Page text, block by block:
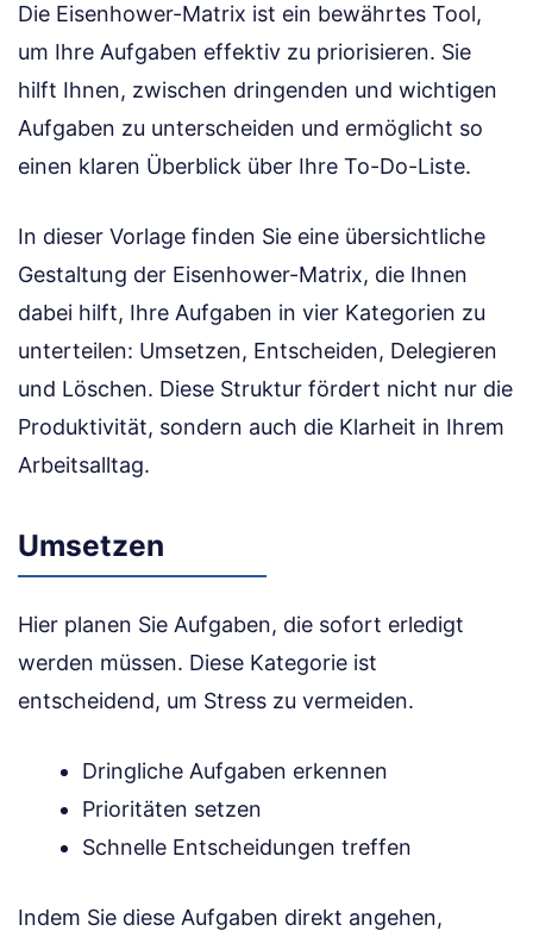
Die Eisenhower-Matrix ist ein bewährtes Tool,
um Ihre Aufgaben effektiv zu priorisieren. Sie
hilft Ihnen, zwischen dringenden und wichtigen
Aufgaben zu unterscheiden und ermöglicht so
einen klaren Überblick über Ihre To-Do-Liste.
In dieser Vorlage finden Sie eine übersichtliche
Gestaltung der Eisenhower-Matrix, die Ihnen
dabei hilft, Ihre Aufgaben in vier Kategorien zu
unterteilen: Umsetzen, Entscheiden, Delegieren
und Löschen. Diese Struktur fördert nicht nur die
Produktivität, sondern auch die Klarheit in Ihrem
Arbeitsalltag.
Umsetzen
Hier planen Sie Aufgaben, die sofort erledigt
werden müssen. Diese Kategorie ist
entscheidend, um Stress zu vermeiden.
Dringliche Aufgaben erkennen
Prioritäten setzen
Schnelle Entscheidungen treffen
Indem Sie diese Aufgaben direkt angehen,